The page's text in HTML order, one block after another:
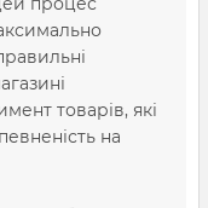
товарів, які
на